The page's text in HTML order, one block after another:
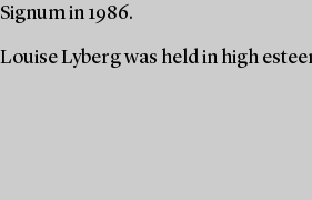
Signum in 1986.
Louise Lyberg was held in high